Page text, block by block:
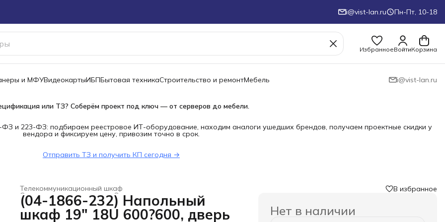
i@vist-lan.ru Пн-Пт, 10-18
ИзбранноеВойтиКорзина
и МФУВидеокартыИБПБытовая техникаСтроительство и ремонтМебель i@vist-lan.ru
или ТЗ? Соберём проект под ключ — от серверов до мебели.
и 223-ФЗ: подбираем реестровое ИТ-оборудование, находим аналоги ушедших брендов, получаем проектные скидки у
вендора и фиксируем цену, привозим точно в срок.
Отправить ТЗ и получить КП сегодня →
Телекоммуникационный шкаф
Электроустановочные изделия
Строительство и ремонт ›
Главная ›
(04-1866-232) Напольный
шкаф 19" 18U 600?600, дверь
В избранное
Нет в наличии